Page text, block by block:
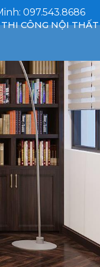
097.543.8686
THI CÔNG NỘI THẤT